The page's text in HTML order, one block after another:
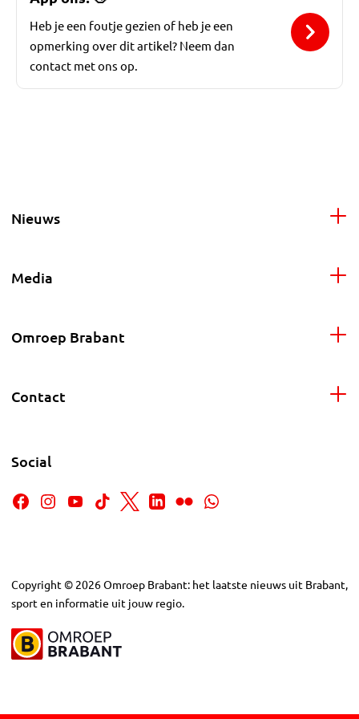
Heb je een foutje gezien of heb je een
opmerking over dit artikel? Neem dan
contact met ons op.
Nieuws
Media
Omroep Brabant
Contact
Social
Copyright © 2026Omroep Brabant: het laatste nieuws uit Brabant,
sport en informatie uit jouw regio.